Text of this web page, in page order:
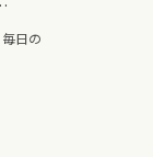
毎日の